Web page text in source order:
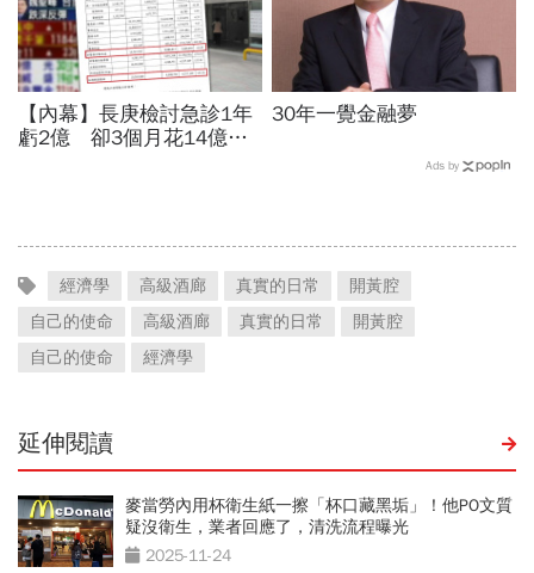
【內幕】長庚檢討急診1年
虧2億 卻3個月花14億買
30年一覺金融夢
Ads by
經濟學 高級酒廊 真實的日常
開黃腔
自己的使命
高級酒廊 真實的日常
開黃腔
自己的使命
經濟學
延伸閱讀
麥當勞內用杯衛生紙一擦「杯口藏黑垢」！他PO文質
疑沒衛生，業者回應了，清洗流程曝光
2025-11-24